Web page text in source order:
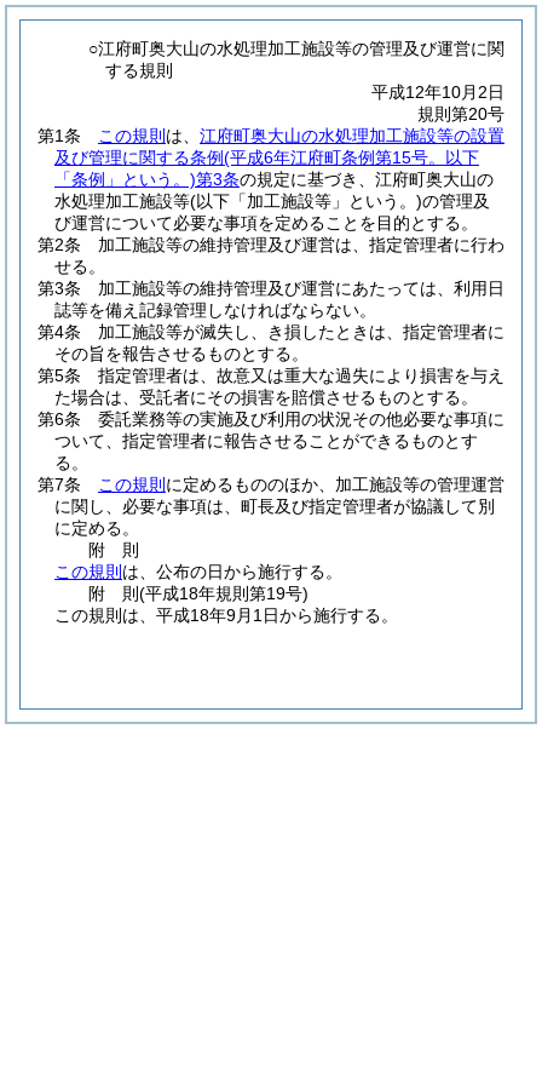
○江府町奥大山の水処理加工施設等の管理及び運営に関
する規則
平成12年10月2日
規則第20号
第1条
この規則 は、 江府町奥大山の水処理加工施設等の設置
及び管理に関する条例(平成6年江府町条例第15号。以下
「条例」という。)第3条の規定に基づき、江府町奥大山の
水処理加工施設等(以下「加工施設等」という。)の管理及
び運営について必要な事項を定めることを目的とする。
第2条
加工施設等の維持管理及び運営は、指定管理者に行わ
せる。
第3条
加工施設等の維持管理及び運営にあたっては、利用日
誌等を備え記録管理しなければならない。
第4条
加工施設等が滅失し、き損したときは、指定管理者に
その旨を報告させるものとする。
第5条
指定管理者は、故意又は重大な過失により損害を与え
た場合は、受託者にその損害を賠償させるものとする。
第6条
委託業務等の実施及び利用の状況その他必要な事項に
ついて、指定管理者に報告させることができるものとす
る。
第7条
この規則 に定めるもののほか、加工施設等の管理運営
に関し、必要な事項は、町長及び指定管理者が協議して別
に定める。
附 則
この規則 は、公布の日から施行する。
附 則(平成18年規則第19号)
この規則は、平成18年9月1日から施行する。